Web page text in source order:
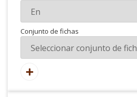
Conjunto de fichas